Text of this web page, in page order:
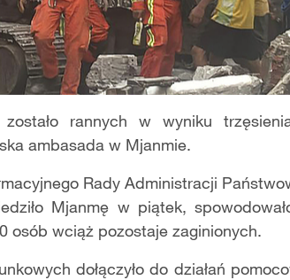
rannych w wyniku
ambasada w Mjanmie.
Rady Administracji
Mjanmę w piątek,
osób wciąż pozostaje zaginionych.
dołączyło do działań